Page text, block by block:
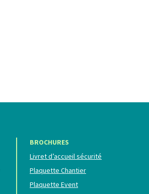
BROCHURES
Livret d’accueil sécurité
Plaquette Chantier
Plaquette Event